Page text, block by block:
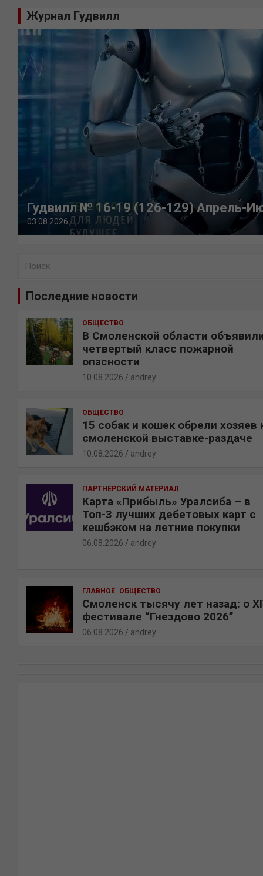
Журнал Гудвилл
Гудвилл № 16-19 (126-129) Апрель-
03.08.2026
Последние новости
ОБЩЕСТВО
В Смоленской области
четвертый класс пожарной
опасности
10.08.2026 andrey
ОБЩЕСТВО
15 собак и кошек обрели хозяев
смоленской выставке-раздаче
10.08.2026 andrey
ПАРТНЕРСКИЙ МАТЕРИАЛ
Карта «Прибыль» Уралсиба – в
Топ-3 лучших дебетовых карт с
кешбэком на летние покупки
06.08.2026 andrey
ГЛАВНОЕ ОБЩЕСТВО
Смоленск тысячу лет назад: о
фестивале “Гнездово 2026”
06.08.2026 andrey